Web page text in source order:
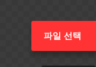
파일 선택